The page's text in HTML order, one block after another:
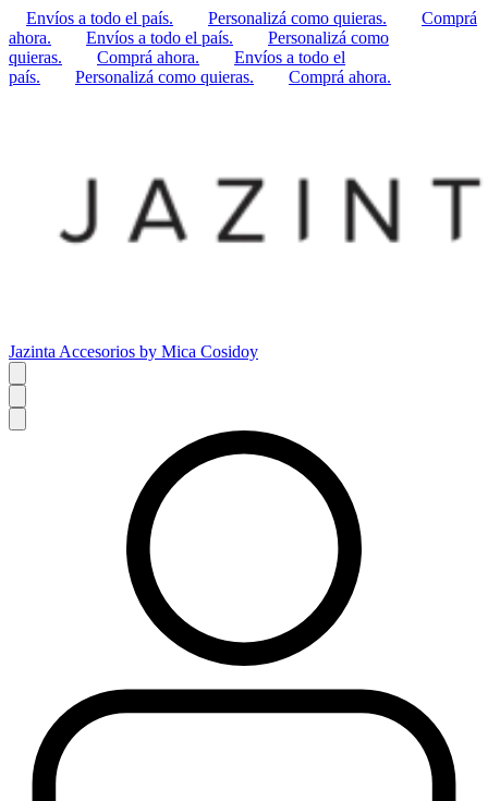
Envíos a todo el país. Personalizá como quieras.
Comprá
ahora.
Envíos a todo el país.
Personalizá como
quieras.
Comprá ahora.
Envíos a todo el
país.
Personalizá como quieras. Comprá ahora.
Jazinta Accesorios by Mica Cosidoy